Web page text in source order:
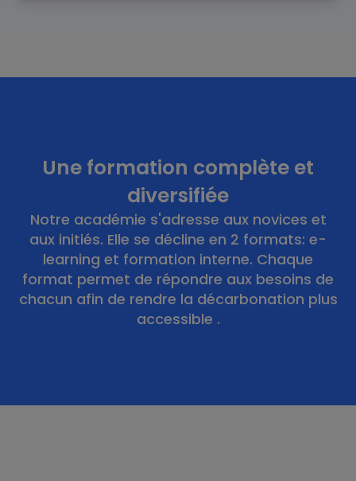
Une formation complète et
diversifiée
Notre académie s'adresse aux novices et
aux initiés. Elle se décline en 2 formats: e-
learning et formation interne. Chaque
format permet de répondre aux besoins de
chacun afin de rendre la décarbonation plus
accessible .